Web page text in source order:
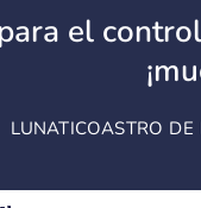
el
LUNATICOASTRO